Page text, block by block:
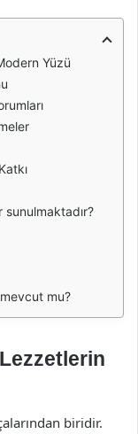
Yüzü
sunulmaktadır?
mu?
biridir.